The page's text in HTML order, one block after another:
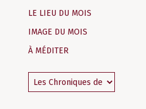
LE LIEU DU MOIS
IMAGE DU MOIS
À MÉDITER